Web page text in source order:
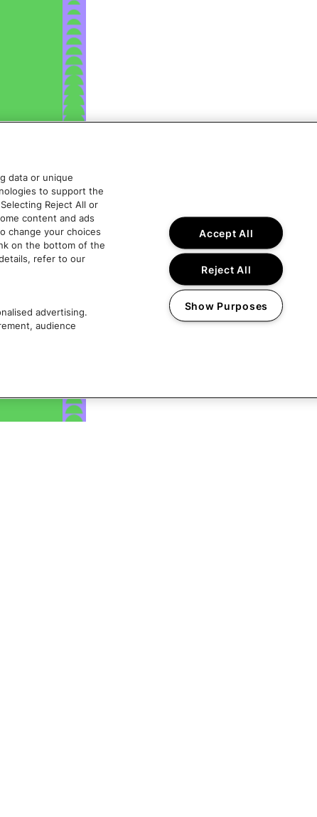
data or unique
to support the
Reject All or
content and ads
change your choices
on the bottom of the
refer to our
advertising.
audience
Accept All
Reject All
Show Purposes